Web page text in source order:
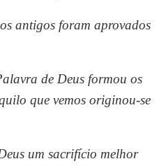
antigos foram aprovados
de Deus formou os
que vemos originou-se
um sacrifício melhor